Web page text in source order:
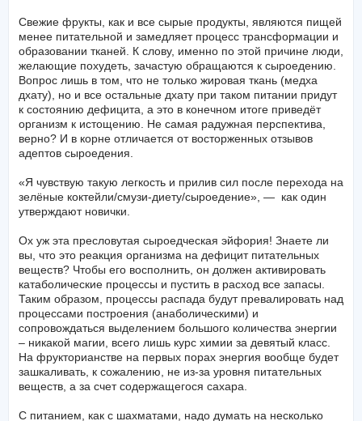
Свежие фрукты, как и все сырые продукты, являются пищей
менее питательной и замедляет процесс трансформации и
образовании тканей. К слову, именно по этой причине люди,
желающие похудеть, зачастую обращаются к сыроедению.
Вопрос лишь в том, что не только жировая ткань (медха
дхату), но и все остальные дхату при таком питании придут
к состоянию дефицита, а это в конечном итоге приведёт
организм к истощению. Не самая радужная перспектива,
верно? И в корне отличается от восторженных отзывов
адептов сыроедения.
«Я чувствую такую легкость и прилив сил после перехода на
зелёные коктейли/смузи-диету/сыроедение», — как один
утверждают новички.
Ох уж эта пресловутая сыроедческая эйфория! Знаете ли
вы, что это реакция организма на дефицит питательных
веществ? Чтобы его восполнить, он должен активировать
катаболические процессы и пустить в расход все запасы.
Таким образом, процессы распада будут превалировать над
процессами построения (анаболическими) и
сопровождаться выделением большого количества энергии
– никакой магии, всего лишь курс химии за девятый класс.
На фрукторианстве на первых порах энергия вообще будет
зашкаливать, к сожалению, не из-за уровня питательных
веществ, а за счет содержащегося сахара.
С питанием, как с шахматами, надо думать на несколько